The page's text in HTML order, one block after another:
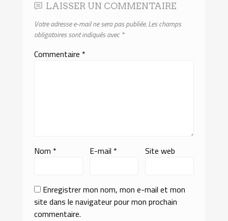
LAISSER UN COMMENTAIRE
Votre adresse e-mail ne sera pas publiée.Les champs
obligatoires sont indiqués avec*
Commentaire *
Nom * E-mail * Site web
Enregistrer mon nom, mon e-mail et mon
site dans le navigateur pour mon prochain
commentaire.